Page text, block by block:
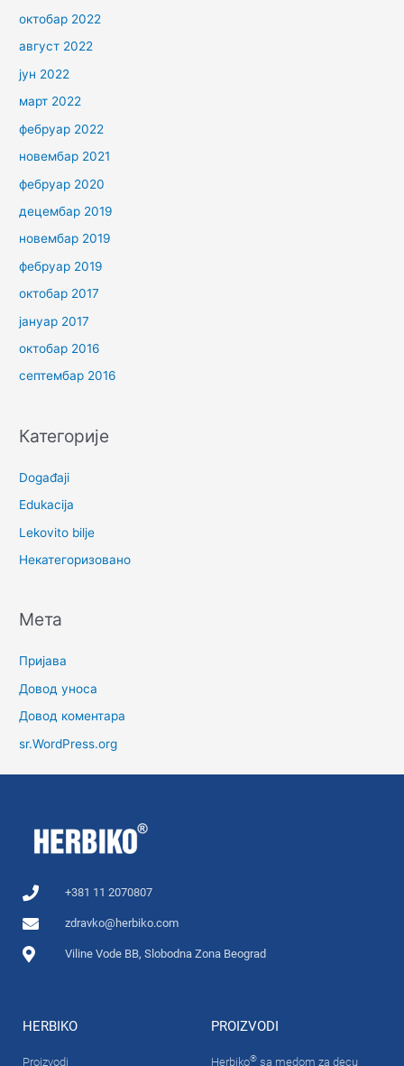
октобар 2022
август 2022
јун 2022
март 2022
фебруар 2022
новембар 2021
фебруар 2020
децембар 2019
новембар 2019
фебруар 2019
октобар 2017
јануар 2017
октобар 2016
септембар 2016
Категорије
Događaji
Edukacija
Lekovito bilje
Некатегоризовано
Мета
Пријава
Довод уноса
Довод коментара
sr.WordPress.org
+381 11 2070807
zdravko@herbiko.com
Viline Vode BB, Slobodna Zona Beograd
HERBIKO
Proizvodi
PROIZVODI
Herbiko® sa medom za decu